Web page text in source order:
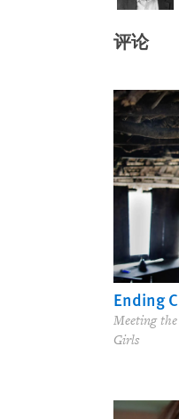
评论
Ending
Meeting
Girls